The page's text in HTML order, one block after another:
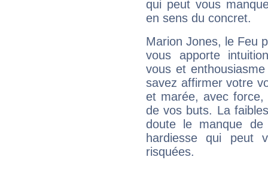
qui peut vous
en sens du concret.
Marion Jones, le Feu
vous apporte
vous et
savez affirmer votre
et marée, avec
de vos buts. La
doute le manque
hardiesse qui peut
risquées.